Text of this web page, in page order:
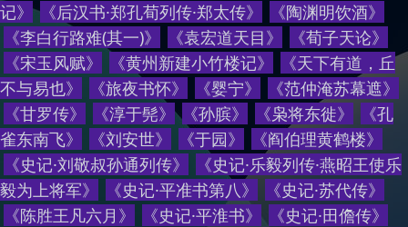
记》 《后汉书·郑孔荀列传·郑太传》 《陶渊明饮酒》
《李白行路难(其一)》 《袁宏道天目》 《荀子天论》
《宋玉风赋》 《黄州新建小竹楼记》 《天下有道，丘
不与易也》 《旅夜书怀》 《婴宁》 《范仲淹苏幕遮》
《甘罗传》 《淳于髡》 《孙膑》 《枭将东徙》 《孔
雀东南飞》 《刘安世》 《于园》 《阎伯理黄鹤楼》
《史记·刘敬叔孙通列传》 《史记·乐毅列传·燕昭王使乐
毅为上将军》 《史记·平准书第八》 《史记·苏代传》
《陈胜王凡六月 》 《史记·平淮书》 《史记·田儋传》